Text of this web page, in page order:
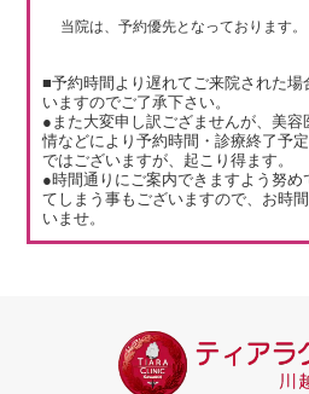
当院は、予約優先となっております。
■予約時間より遅れてご来院された
いますのでご了承下さい。
●また大変申し訳ござませんが、美
情などにより予約時間・診療終了予
ではございますが、起こり得ます。
●時間通りにご案内できますよう努め
てしまう事もございますので、お時
いませ。